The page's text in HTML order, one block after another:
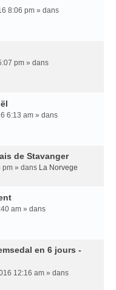
8:06 pm » dans
pm » dans
6:13 am » dans
de Stavanger
pm » dans La Norvege
am » dans
en 6 jours -
12:16 am » dans